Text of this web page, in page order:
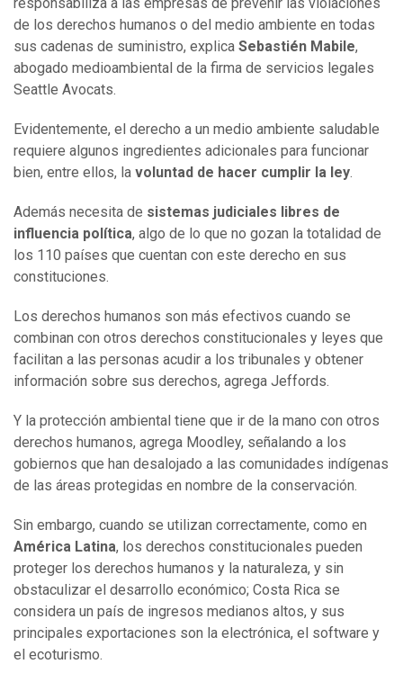
de los derechos humanos o del medio ambiente en todas
sus cadenas de suministro, explica Sebastién Mabile,
abogado medioambiental de la firma de servicios legales
Seattle Avocats.
Evidentemente, el derecho a un medio ambiente saludable
requiere algunos ingredientes adicionales para funcionar
bien, entre ellos, la voluntad de hacer cumplir la ley.
Además necesita de sistemas judiciales libres de
influencia política, algo de lo que no gozan la totalidad de
los 110 países que cuentan con este derecho en sus
constituciones.
Los derechos humanos son más efectivos cuando se
combinan con otros derechos constitucionales y leyes que
facilitan a las personas acudir a los tribunales y obtener
información sobre sus derechos, agrega Jeffords.
Y la protección ambiental tiene que ir de la mano con otros
derechos humanos, agrega Moodley, señalando a los
gobiernos que han desalojado a las comunidades indígenas
de las áreas protegidas en nombre de la conservación.
Sin embargo, cuando se utilizan correctamente, como en
América Latina, los derechos constitucionales pueden
proteger los derechos humanos y la naturaleza, y sin
obstaculizar el desarrollo económico; Costa Rica se
considera un país de ingresos medianos altos, y sus
principales exportaciones son la electrónica, el software y
el ecoturismo.